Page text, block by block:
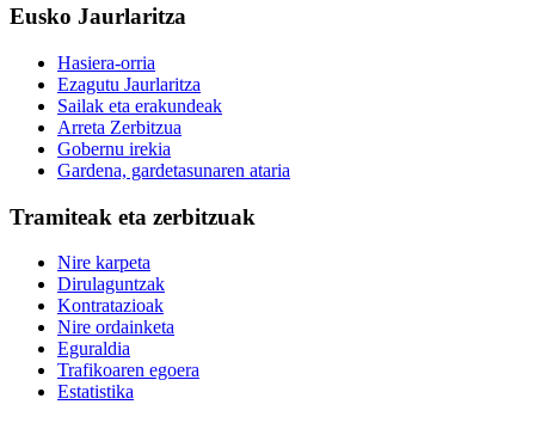
Eusko Jaurlaritza
Hasiera-orria
Ezagutu Jaurlaritza
Sailak eta erakundeak
Arreta Zerbitzua
Gobernu irekia
Gardena, gardetasunaren ataria
Tramiteak eta zerbitzuak
Nire karpeta
Dirulaguntzak
Kontratazioak
Nire ordainketa
Eguraldia
Trafikoaren egoera
Estatistika